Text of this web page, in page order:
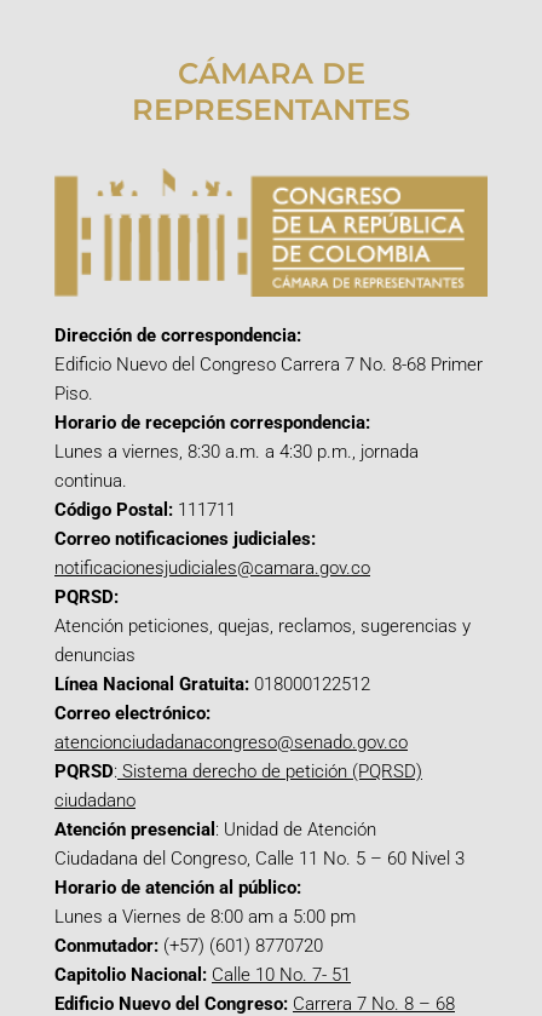
CÁMARA DE
REPRESENTANTES
Dirección de correspondencia:
Edificio Nuevo del Congreso Carrera 7 No. 8-68 Primer
Piso.
Horario de recepción correspondencia:
Lunes a viernes, 8:30 a.m. a 4:30 p.m., jornada
continua.
Código Postal: 111711
Correo notificaciones judiciales:
notificacionesjudiciales@camara.gov.co
PQRSD:
Atención peticiones, quejas, reclamos, sugerencias y
denuncias
Línea Nacional Gratuita: 018000122512
Correo electrónico:
atencionciudadanacongreso@senado.gov.co
PQRSD: Sistema derecho de petición (PQRSD)
ciudadano
Atención presencial : Unidad de Atención
Ciudadana del Congreso, Calle 11 No. 5 – 60 Nivel 3
Horario de atención al público:
Lunes a Viernes de 8:00 am a 5:00 pm
Conmutador: (+57) (601) 8770720
Capitolio Nacional: Calle 10 No. 7- 51
Edificio Nuevo del Congreso: Carrera 7 No. 8 – 68